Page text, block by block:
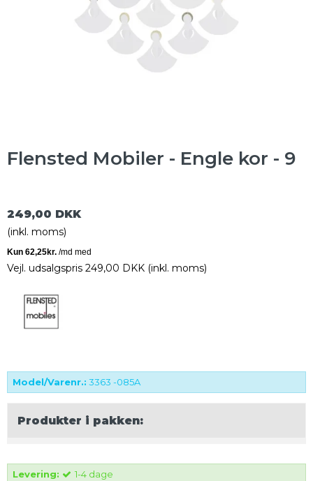
Flensted Mobiler - Engle kor - 9
249,00 DKK
(inkl. moms)
Vejl. udsalgspris 249,00 DKK (inkl. moms)
Model/Varenr.: 3363 -085A
Produkter i pakken:
Levering: 1-4 dage